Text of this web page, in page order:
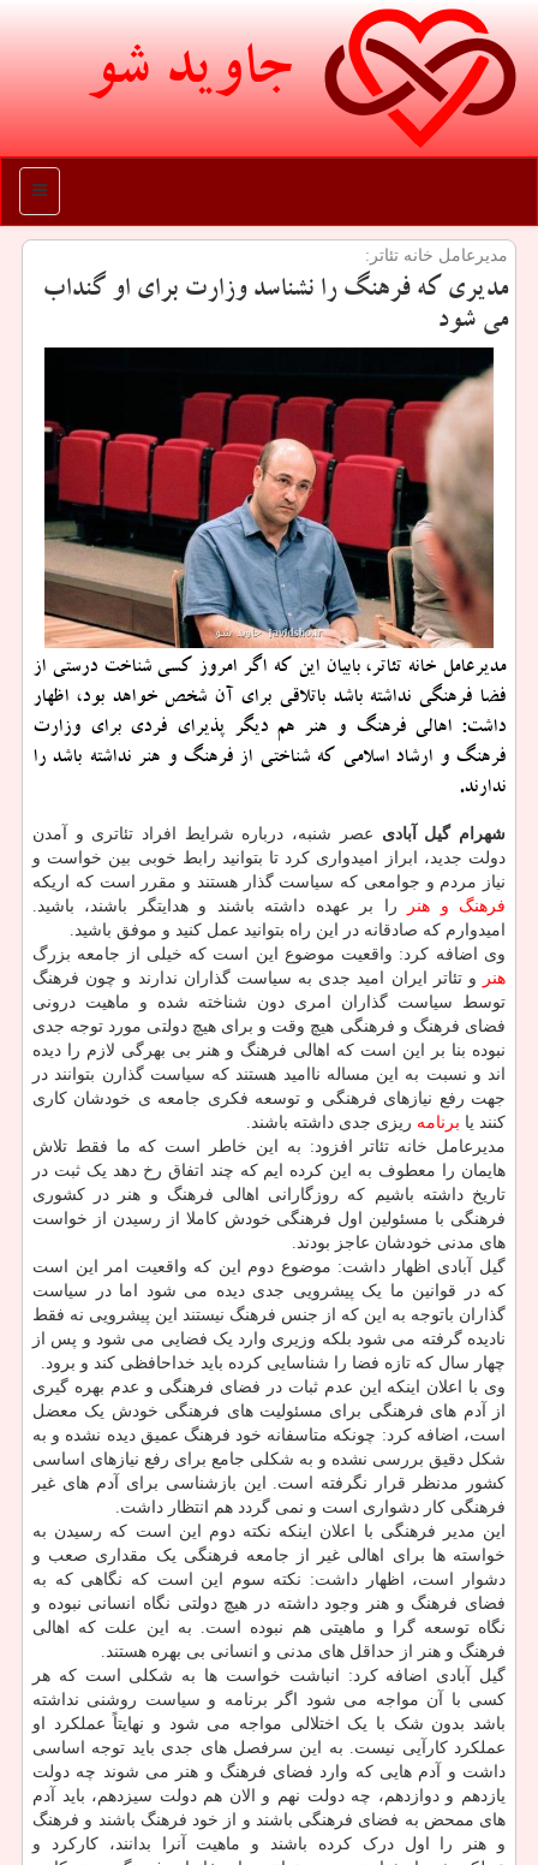
جاوید شو
منو
مدیرعامل خانه تئاتر:
مدیری که فرهنگ را نشناسد وزارت برای او گنداب
می شود
مدیرعامل خانه تئاتر، بابیان این که اگر امروز کسی شناخت درستی از
فضا فرهنگی نداشته باشد باتلاقی برای آن شخص خواهد بود، اظهار
داشت: اهالی فرهنگ و هنر هم دیگر پذیرای فردی برای وزارت
فرهنگ و ارشاد اسلامی که شناختی از فرهنگ و هنر نداشته باشد را
ندارند.
شهرام گیل آبادی عصر شنبه، درباره شرایط افراد تئاتری و آمدن
دولت جدید، ابراز امیدواری کرد تا بتوانید رابط خوبی بین خواست و
نیاز مردم و جوامعی که سیاست گذار هستند و مقرر است که اریکه
فرهنگ و هنر
را بر عهده داشته باشند و هدایتگر باشند، باشید.
امیدوارم که صادقانه در این راه بتوانید عمل کنید و موفق باشید.
وی اضافه کرد: واقعیت موضوع این است که خیلی از جامعه بزرگ
هنر
و تئاتر ایران امید جدی به سیاست گذاران ندارند و چون فرهنگ
توسط سیاست گذاران امری دون شناخته شده و ماهیت درونی
فضای فرهنگ و فرهنگی هیچ وقت و برای هیچ دولتی مورد توجه جدی
نبوده بنا بر این است که اهالی فرهنگ و هنر بی بهرگی لازم را دیده
اند و نسبت به این مساله ناامید هستند که سیاست گذارن بتوانند در
جهت رفع نیازهای فرهنگی و توسعه فکری جامعه ی خودشان کاری
کنند یا برنامه ریزی جدی داشته باشند.
مدیرعامل خانه تئاتر افزود: به این خاطر است که ما فقط تلاش
هایمان را معطوف به این کرده ایم که چند اتفاق رخ دهد یک ثبت در
تاریخ داشته باشیم که روزگارانی اهالی فرهنگ و هنر در کشوری
فرهنگی با مسئولین اول فرهنگی خودش کاملا از رسیدن از خواست
های مدنی خودشان عاجز بودند.
گیل آبادی اظهار داشت: موضوع دوم این که واقعیت امر این است
که در قوانین ما یک پیشرویی جدی دیده می شود اما در سیاست
گذاران باتوجه به این که از جنس فرهنگ نیستند این پیشرویی نه فقط
نادیده گرفته می شود بلکه وزیری وارد یک فضایی می شود و پس از
چهار سال که تازه فضا را شناسایی کرده باید خداحافظی کند و برود.
وی با اعلان اینکه این عدم ثبات در فضای فرهنگی و عدم بهره گیری
از آدم های فرهنگی برای مسئولیت های فرهنگی خودش یک معضل
است، اضافه کرد: چونکه متاسفانه خود فرهنگ عمیق دیده نشده و به
شکل دقیق بررسی نشده و به شکلی جامع برای رفع نیازهای اساسی
کشور مدنظر قرار نگرفته است. این بازشناسی برای آدم های غیر
فرهنگی کار دشواری است و نمی گردد هم انتظار داشت.
این مدیر فرهنگی با اعلان اینکه نکته دوم این است که رسیدن به
خواسته ها برای اهالی غیر از جامعه فرهنگی یک مقداری صعب و
دشوار است، اظهار داشت: نکته سوم این است که نگاهی که به
فضای فرهنگ و هنر وجود داشته در هیچ دولتی نگاه انسانی نبوده و
نگاه توسعه گرا و ماهیتی هم نبوده است. به این علت که اهالی
فرهنگ و هنر از حداقل های مدنی و انسانی بی بهره هستند.
گیل آبادی اضافه کرد: انباشت خواست ها به شکلی است که هر
کسی با آن مواجه می شود اگر برنامه و سیاست روشنی نداشته
باشد بدون شک با یک اختلالی مواجه می شود و نهایتاً عملکرد او
عملکرد کارآیی نیست. به این سرفصل های جدی باید توجه اساسی
داشت و آدم هایی که وارد فضای فرهنگ و هنر می شوند چه دولت
یازدهم و دوازدهم، چه دولت نهم و الان هم دولت سیزدهم، باید آدم
های ممحض به فضای فرهنگی باشند و از خود فرهنگ باشند و فرهنگ
و هنر را اول درک کرده باشند و ماهیت آنرا بدانند، کارکرد و